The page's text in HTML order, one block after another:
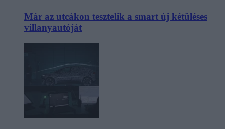
Már az utcákon tesztelik a smart új kétüléses
villanyautóját